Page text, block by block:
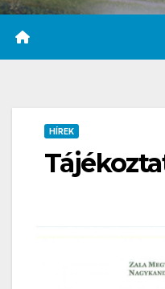
HÍREK